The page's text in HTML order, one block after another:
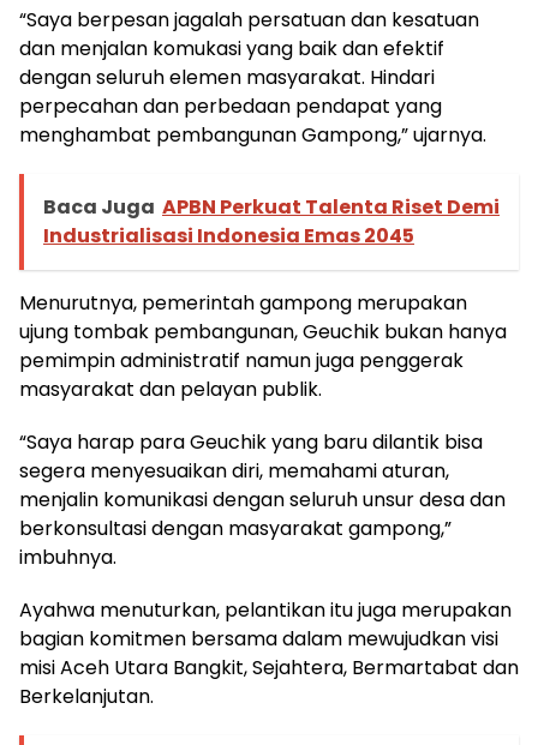
“Saya berpesan jagalah persatuan dan kesatuan
dan menjalan komukasi yang baik dan efektif
dengan seluruh elemen masyarakat. Hindari
perpecahan dan perbedaan pendapat yang
menghambat pembangunan Gampong,” ujarnya.
Baca Juga APBN Perkuat Talenta Riset Demi
Industrialisasi Indonesia Emas 2045
Menurutnya, pemerintah gampong merupakan
ujung tombak pembangunan, Geuchik bukan hanya
pemimpin administratif namun juga penggerak
masyarakat dan pelayan publik.
“Saya harap para Geuchik yang baru dilantik bisa
segera menyesuaikan diri, memahami aturan,
menjalin komunikasi dengan seluruh unsur desa dan
berkonsultasi dengan masyarakat gampong,”
imbuhnya.
Ayahwa menuturkan, pelantikan itu juga merupakan
bagian komitmen bersama dalam mewujudkan visi
misi Aceh Utara Bangkit, Sejahtera, Bermartabat dan
Berkelanjutan.